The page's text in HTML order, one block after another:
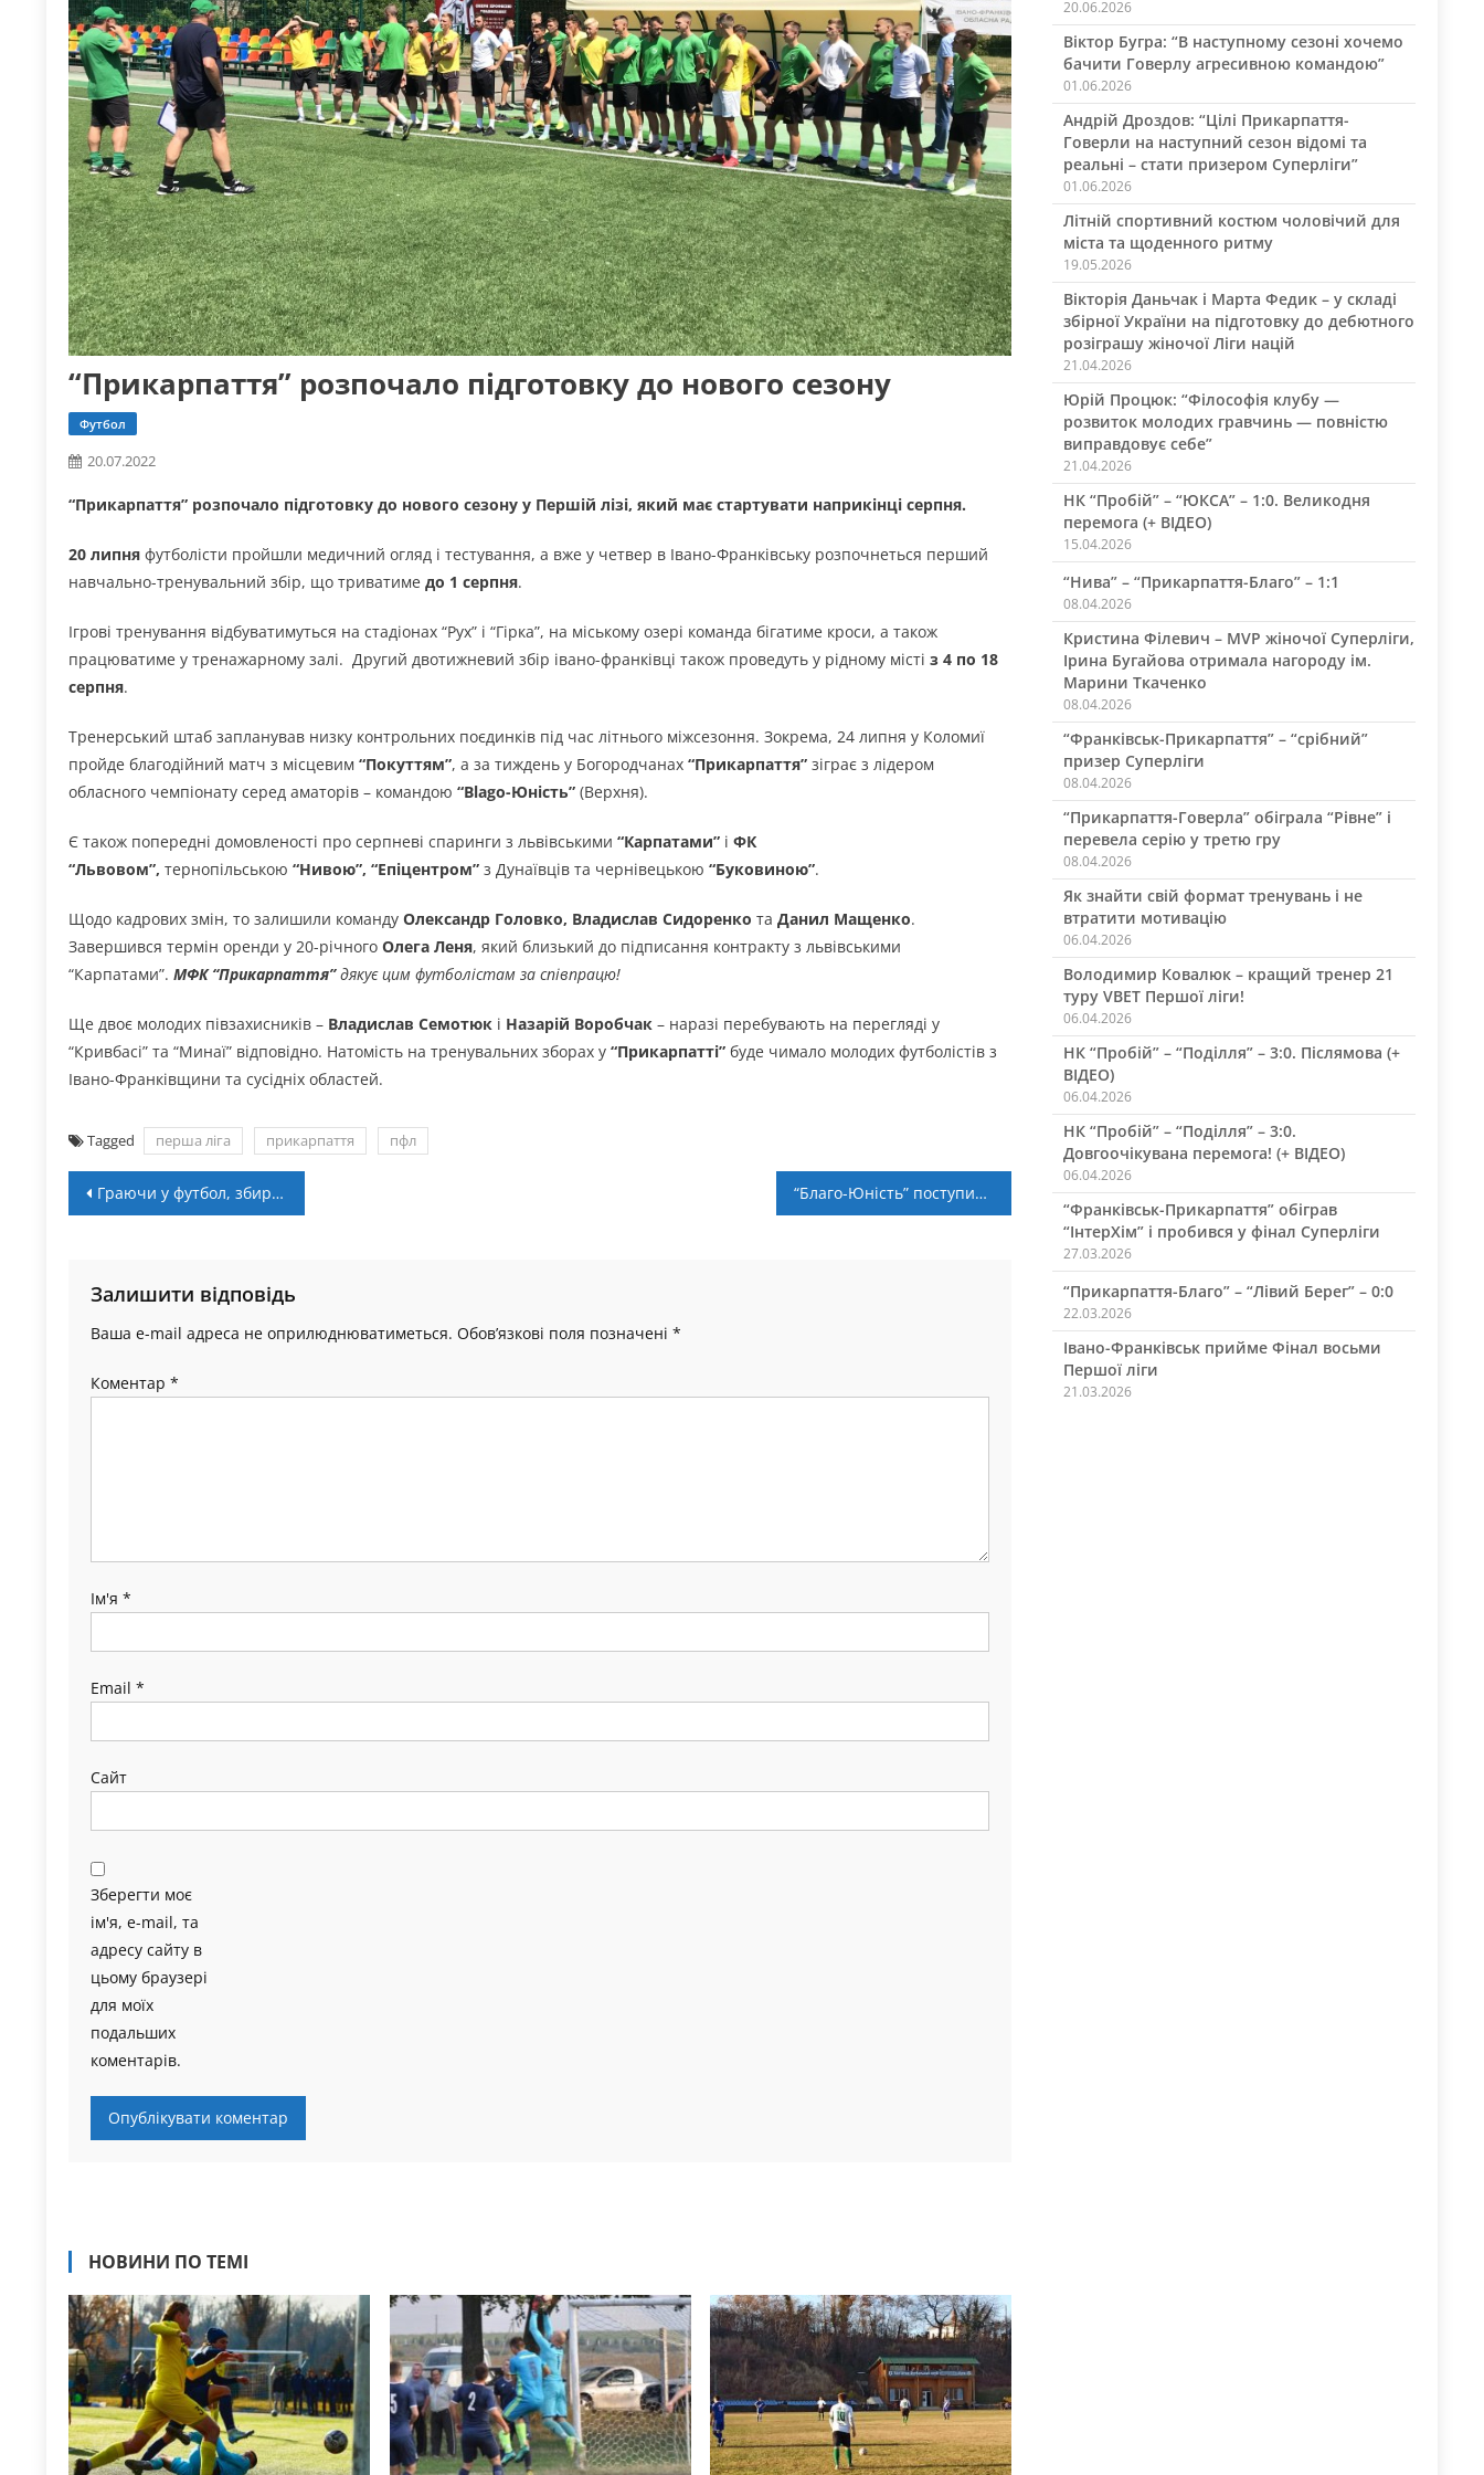
“Прикарпаття” розпочало підготовку до нового сезону
Футбол
20.07.2022
“Прикарпаття” розпочало підготовку до нового сезону у Першій лізі, який має стартувати наприкінці серпня.
20 липня футболісти пройшли медичний огляд і тестування, а вже у четвер в Івано-Франківську розпочнеться перший
навчально-тренувальний збір, що триватиме до 1 серпня.
Ігрові тренування відбуватимуться на стадіонах “Рух” і “Гірка”, на міському озері команда бігатиме кроси, а також
працюватиме у тренажарному залі. Другий двотижневий збір івано-франківці також проведуть у рідному місті з 4 по 18
серпня.
Тренерський штаб запланував низку контрольних поєдинків під час літнього міжсезоння. Зокрема, 24 липня у Коломиї
пройде благодійний матч з місцевим “Покуттям”, а за тиждень у Богородчанах “Прикарпаття” зіграє з лідером
обласного чемпіонату серед аматорів – командою “Blago-Юність” (Верхня).
Є також попередні домовленості про серпневі спаринги з львівськими “Карпатами” і ФК
“Львовом”, тернопільською “Нивою”, “Епіцентром” з Дунаївців та чернівецькою “Буковиною”.
Щодо кадрових змін, то залишили команду Олександр Головко, Владислав Сидоренко та Данил Мащенко.
Завершився термін оренди у 20-річного Олега Леня, який близький до підписання контракту з львівськими
“Карпатами”. МФК “Прикарпаття”дякує цим футболістам за співпрацю!
Ще двоє молодих півзахисників – Владислав Семотюк і Назарій Воробчак – наразі перебувають на перегляді у
“Кривбасі” та “Минаї” відповідно. Натомість на тренувальних зборах у “Прикарпатті” буде чимало молодих футболістів з
Івано-Франківщини та сусідніх областей.
Tagged перша ліга прикарпаття пфл
Навігація
Граючи у футбол, збирають кошти на ЗСУ (+ ВІДЕО) “Благо-Юність” поступилась львівському “Руху”
Залишити відповідь
Ваша e-mail адреса не оприлюднюватиметься. Обов’язкові поля позначені *
Коментар *
Ім'я *
Email *
Сайт
Зберегти моє
ім'я, e-mail, та
адресу сайту в
цьому браузері
для моїх
подальших
коментарів.
НОВИНИ ПО ТЕМІ
20.06.2026
Віктор Бугра: “В наступному сезоні хочемо
бачити Говерлу агресивною командою”
01.06.2026
Андрій Дроздов: “Цілі Прикарпаття-
Говерли на наступний сезон відомі та
реальні – стати призером Суперліги”
01.06.2026
Літній спортивний костюм чоловічий для
міста та щоденного ритму
19.05.2026
Вікторія Даньчак і Марта Федик – у складі
збірної України на підготовку до дебютного
розіграшу жіночої Ліги націй
21.04.2026
Юрій Процюк: “Філософія клубу —
розвиток молодих гравчинь — повністю
виправдовує себе”
21.04.2026
НК “Пробій” – “ЮКСА” – 1:0. Великодня
перемога (+ ВІДЕО)
15.04.2026
“Нива” – “Прикарпаття-Благо” – 1:1
08.04.2026
Кристина Філевич – MVP жіночої Суперліги,
Ірина Бугайова отримала нагороду ім.
Марини Ткаченко
08.04.2026
“Франківськ-Прикарпаття” – “срібний”
призер Суперліги
08.04.2026
“Прикарпаття-Говерла” обіграла “Рівне” і
перевела серію у третю гру
08.04.2026
Як знайти свій формат тренувань і не
втратити мотивацію
06.04.2026
Володимир Ковалюк – кращий тренер 21
туру VBET Першої ліги!
06.04.2026
НК “Пробій” – “Поділля” – 3:0. Післямова (+
ВІДЕО)
06.04.2026
НК “Пробій” – “Поділля” – 3:0.
Довгоочікувана перемога! (+ ВІДЕО)
06.04.2026
“Франківськ-Прикарпаття” обіграв
“ІнтерХім” і пробився у фінал Суперліги
27.03.2026
“Прикарпаття-Благо” – “Лівий Берег” – 0:0
22.03.2026
Івано-Франківськ прийме Фінал восьми
Першої ліги
21.03.2026